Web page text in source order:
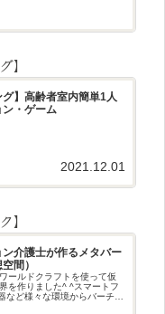
】
グ】高齢者室内簡単1人
ン・ゲーム
2021.12.01
】
ン介護士が作るメタバー
間）
ールドクラフトを使って仮
を作りました^ ^スマートフ
など様々な環境からバーチャ